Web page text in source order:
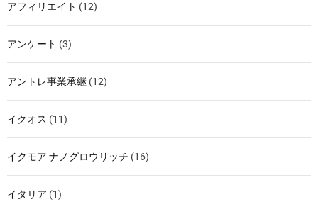
アフィリエイト (12)
アンケート (3)
アントレ事業承継 (12)
イクオス (11)
イクモア ナノグロウリッチ (16)
イタリア (1)